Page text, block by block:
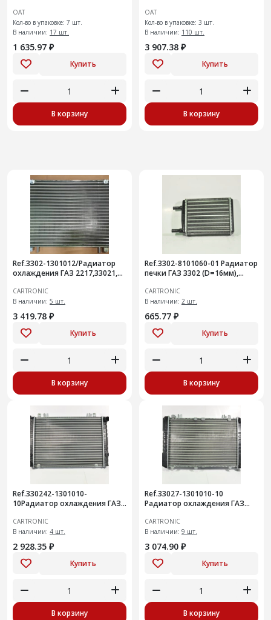
ОАТ
Кол-во в упаковке: 7 шт.
В наличии: 17 шт.
1 635.97 ₽
Купить
В корзину
ОАТ
Кол-во в упаковке: 3 шт.
В наличии: 110 шт.
3 907.38 ₽
Купить
В корзину
Ref.3302-1301012/Радиатор
охлаждения ГАЗ 2217,33021,
CARTRONIC
В наличии: 5 шт.
3 419.78 ₽
Купить
В корзину
Ref.3302-8101060-01 Радиатор
печки ГАЗ 3302 (D=16мм),
/3302810106001)
CARTRONIC
В наличии: 2 шт.
665.77 ₽
Купить
В корзину
Ref.330242-1301010-
10Радиатор охлаждения ГАЗ
CRTR0115358 / 330242-
1301012/3302
CARTRONIC
В наличии: 4 шт.
2 928.35 ₽
Купить
В корзину
Ref.33027-1301010-10
Радиатор охлаждения ГАЗ
CRTR0115362 /33027130101010
CARTRONIC
В наличии: 9 шт.
3 074.90 ₽
Купить
В корзину